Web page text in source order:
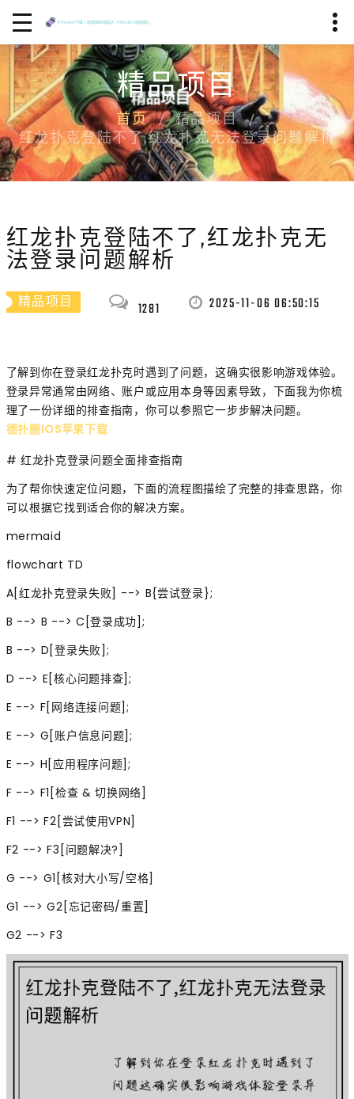
精品项目
首页
精品项目
红龙扑克登陆不了,红龙扑克无法登录问题解析
红龙扑克登陆不了,红龙扑克无
法登录问题解析
精品项目 1281 2025-11-06 06:50:15
了解到你在登录红龙扑克时遇到了问题，这确实很影响游戏体验。
登录异常通常由网络、账户或应用本身等因素导致，下面我为你梳
理了一份详细的排查指南，你可以参照它一步步解决问题。
德扑圈IOS苹果下载
# 红龙扑克登录问题全面排查指南
为了帮你快速定位问题，下面的流程图描绘了完整的排查思路，你
可以根据它找到适合你的解决方案。
mermaid
flowchart TD
A[红龙扑克登录失败] --> B{尝试登录};
B --> B --> C[登录成功];
B --> D[登录失败];
D --> E[核心问题排查];
E --> F[网络连接问题];
E --> G[账户信息问题];
E --> H[应用程序问题];
F --> F1[检查 & 切换网络]
F1 --> F2[尝试使用VPN]
F2 --> F3[问题解决?]
G --> G1[核对大小写/空格]
G1 --> G2[忘记密码/重置]
G2 --> F3